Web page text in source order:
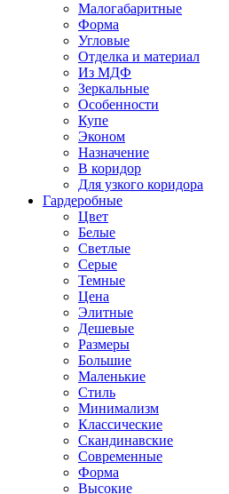
Малогабаритные
Форма
Угловые
Отделка и материал
Из МДФ
Зеркальные
Особенности
Купе
Эконом
Назначение
В коридор
Для узкого коридора
Гардеробные
Цвет
Белые
Светлые
Серые
Темные
Цена
Элитные
Дешевые
Размеры
Большие
Маленькие
Стиль
Минимализм
Классические
Скандинавские
Современные
Форма
Высокие